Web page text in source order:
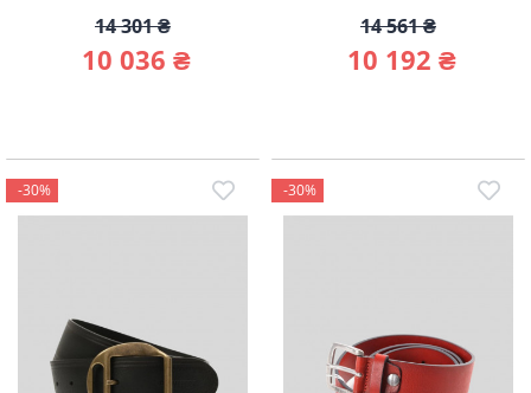
14 301 ₴
10 036 ₴
14 561 ₴
10 192 ₴
-30% -30%